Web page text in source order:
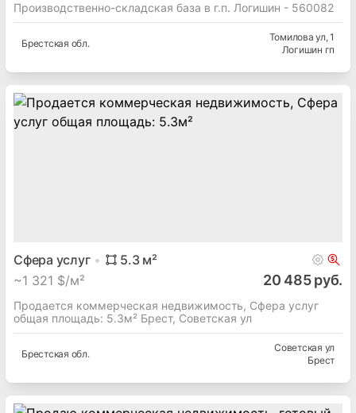
Производственно-складская база в г.п. Логишин - 560082
Брестская обл.
Томилова ул, 1
Логишин гп
Сфера услуг 5.3м²
~1 321 $/м² 20 485 руб.
Продается коммерческая недвижимость, Сфера услуг
общая площадь: 5.3м² Брест, Советская ул
Брестская обл.
Советская ул
Брест